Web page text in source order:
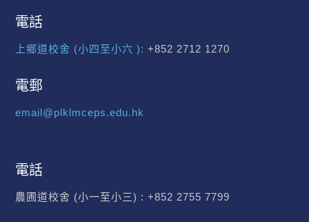
電話
上鄉道校舍 (小四至小六 ): +852 2712 1270
電郵
email@plklmceps.edu.hk
電話
農圃道校舍 (小一至小三) : +852 2755 7799